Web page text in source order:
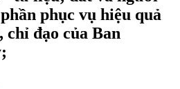
phục vụ hiệu quả
chỉ đạo của Ban